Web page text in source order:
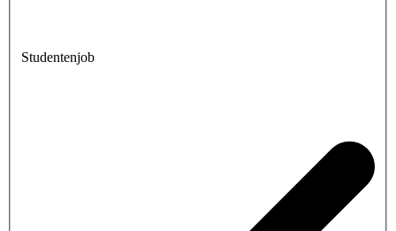
Studentenjob